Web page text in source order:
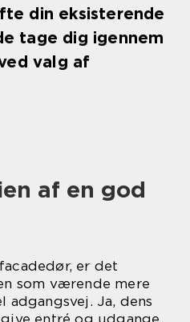
din eksisterende
tage dig igennem
valg af
af en god
er det
som værende mere
Ja, dens
entré og udgange